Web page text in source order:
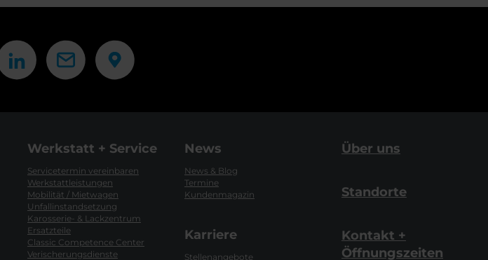
Werkstatt + Service
Servicetermin vereinbaren
Werkstattleistungen
Mobilität / Mietwagen
Unfallinstandsetzung
Karosserie- & Lackzentrum
Ersatzteile
Classic Competence Center
Verischerungsdienste
News
News & Blog
Termine
Kundenmagazin
Karriere
Stellenangebote
Über uns
Standorte
Kontakt +
Öffnungszeiten